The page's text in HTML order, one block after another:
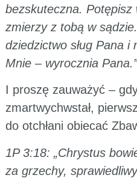
bezskuteczna.
zmierzy z tobą w
dziedzictwo sług Pana i
Mnie – wyrocznia Pana.”
I proszę zauważyć –
zmartwychwstał,
do otchłani obiecać
1P 3:18: „Chrystus
za grzechy,